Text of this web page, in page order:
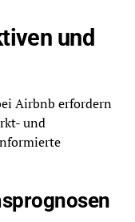
und
Airbnb erfordern
und